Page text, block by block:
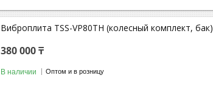
Виброплита TSS-VP80TH (колесный комплект, бак)
380 000 ₸
В наличии Оптом и в розницу